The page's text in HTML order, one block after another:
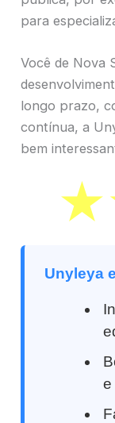
para
Você de Nova
longo prazo,
contínua, a
bem
Unyleya
e